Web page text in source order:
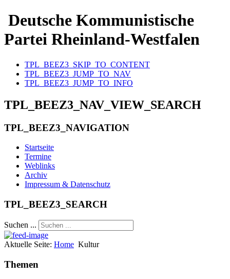
Deutsche Kommunistische
Partei Rheinland-Westfalen
TPL_BEEZ3_SKIP_TO_CONTENT
TPL_BEEZ3_JUMP_TO_NAV
TPL_BEEZ3_JUMP_TO_INFO
TPL_BEEZ3_NAV_VIEW_SEARCH
TPL_BEEZ3_NAVIGATION
Startseite
Termine
Weblinks
Archiv
Impressum & Datenschutz
TPL_BEEZ3_SEARCH
Suchen ...
Aktuelle Seite: Home Kultur
Themen